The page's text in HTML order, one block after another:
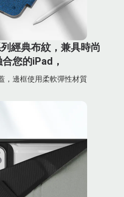
經典布紋，兼具時尚
您的iPad，
，邊框使用柔軟彈性材質